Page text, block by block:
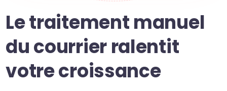
Le traitement manuel
du courrier ralentit
votre croissance